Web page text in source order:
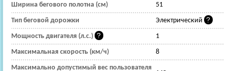
Ширина бегового полотна (см) 51
Тип беговой дорожки Электрический
Мощность двигателя (л.с.) 1
Максимальная скорость (км/ч) 8
Максимально допустимый вес пользователя